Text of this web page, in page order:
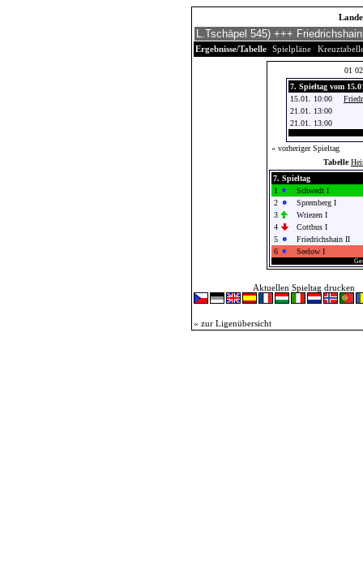
Ergebnisse/Tabelle Spielpläne
01 02
7. Spieltag vom
15.01. 10:00
21.01. 13:00
21.01. 13:00
« vorheriger Spieltag
Tabelle
7. Spieltag
1
Schwedt I
2
Spremberg I
3
Wriezen I
4
Cottbus I
5
Friedrichshain II
6
Seelow I
Aktuellen Spieltag drucken
« zur Ligenübersicht